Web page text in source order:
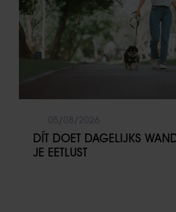
DÍT DOET DAGELIJKS
JE EETLUST